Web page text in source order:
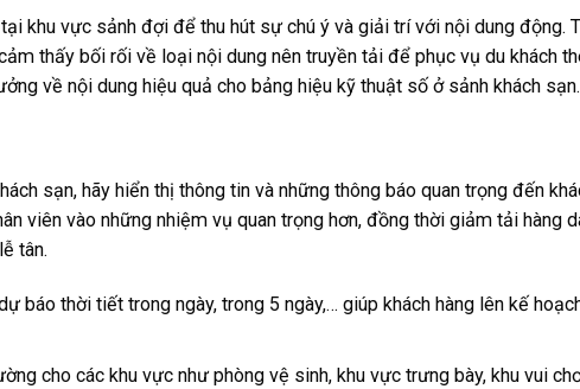
khu vực sảnh đợi để thu hút sự chú ý và giải trí với nội dung động.
thấy bối rối về loại nội dung nên truyền tải để phục vụ du khách
về nội dung hiệu quả cho bảng hiệu kỹ thuật số ở sảnh khách sạn.
sạn, hãy hiển thị thông tin và những thông báo quan trọng đến
viên vào những nhiệm vụ quan trọng hơn, đồng thời giảm tải hàng
tân.
báo thời tiết trong ngày, trong 5 ngày,… giúp khách hàng lên kế
cho các khu vực như phòng vệ sinh, khu vực trưng bày, khu vui